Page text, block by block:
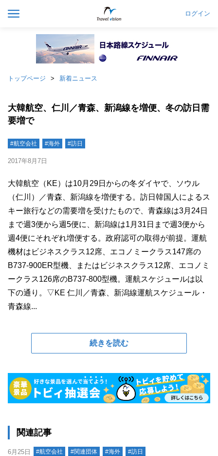
ログイン
トップページ 新着ニュース
大韓航空、仁川／青森、新潟線を増便、冬の訪日需
要増で
#航空会社 #海外 #訪日
2017年8月7日
大韓航空（KE）は10月29日からの冬ダイヤで、ソウル
（仁川）／青森、新潟線を増便する。訪日韓国人によるス
キー旅行などの需要増を受けたもので、青森線は3月24日
まで週3便から週5便に、新潟線は1月31日まで週3便から
週4便にそれぞれ増便する。政府認可の取得が前提。運航
機材はビジネスクラス12席、エコノミークラス147席の
B737-900ER型機、またはビジネスクラス12席、エコノミ
ークラス126席のB737-800型機。運航スケジュールは以
下の通り。▽KE 仁川／青森、新潟線運航スケジュール・
青森線...
続きを読む
関連記事
6月25日 #航空会社 #関連団体 #海外 #訪日